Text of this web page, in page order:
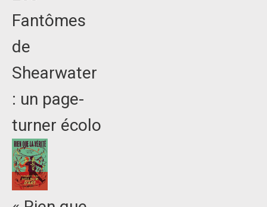
Fantômes
de
Shearwater
: un page-
turner écolo